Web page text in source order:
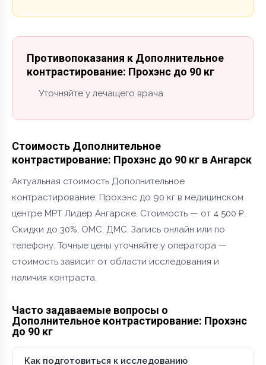
Противопоказания к Дополнительное
контрастирование: Прохэнс до 90 кг
Уточняйте у лечащего врача
Стоимость Дополнительное
контрастирование: Прохэнс до 90 кг в Ангарск
Актуальная стоимость Дополнительное
контрастирование: Прохэнс до 90 кг в медицинском
центре МРТ Лидер Ангарске. Стоимость — от 4 500 ₽.
Скидки до 30%, ОМС, ДМС. Запись онлайн или по
телефону. Точные цены уточняйте у оператора —
стоимость зависит от области исследования и
наличия контраста.
Часто задаваемые вопросы о
Дополнительное контрастирование: Прохэнс
до 90 кг
Как подготовиться к исследованию